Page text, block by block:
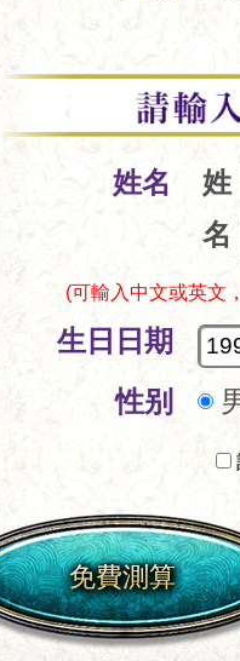
姓名
姓
名
(可輸入中文或英文
生日日期
性别
免費測算